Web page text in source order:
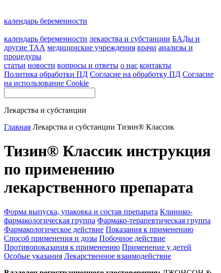
календарь беременности
календарь беременности лекарства и субстанции БАДы и
другие ТАА медицинские учреждения врачи анализы и
процедуры
статьи новости вопросы и ответы о нас контакты
Политика обработки ПД Согласие на обработку ПД Согласие
на использование Cookie
Лекарства и субстанции
Главная Лекарства и субстанции Тизин® Классик
Тизин® Классик инструкция
по применению
лекарственного препарата
Форма выпуска, упаковка и состав препарата Клинико-
фармакологическая группа Фармако-терапевтическая группа
Фармакологическое действие Показания к применению
Способ применения и дозы Побочное действие
Противопоказания к применению Применение у детей
Особые указания Лекарственное взаимодействие